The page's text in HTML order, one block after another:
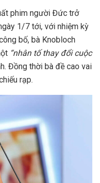
phim người Đức trở
1/7 tới, với nhiệm kỳ
bố, bà Knobloch
“nhân tố thay đổi cuộc
Đồng thời bà đề cao vai
rạp.